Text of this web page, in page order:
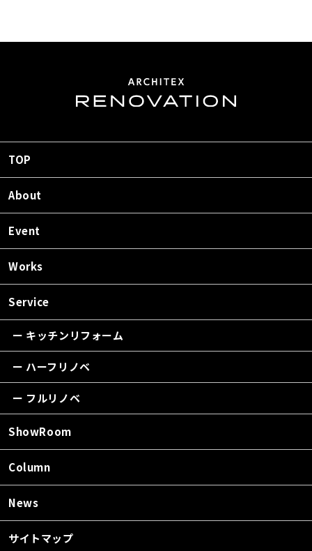
TOP
About
Event
Works
Service
ー キッチンリフォーム
ー ハーフリノベ
ー フルリノベ
ShowRoom
Column
News
サイトマップ